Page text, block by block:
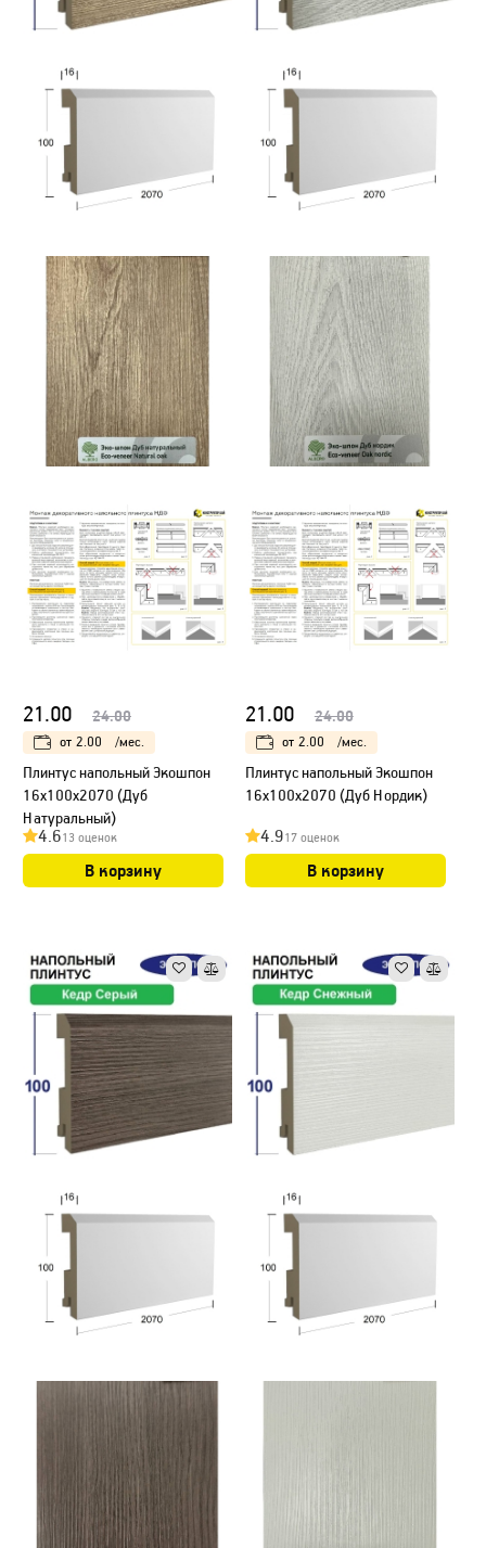
21.00 24.00
от 2.00 /мес.
Плинтус напольный Экошпон
16х100х2070 (Дуб
Натуральный)
4.613 оценок
В корзину
21.00 24.00
от 2.00 /мес.
Плинтус напольный Экошпон
16х100х2070 (Дуб Нордик)
4.917 оценок
В корзину